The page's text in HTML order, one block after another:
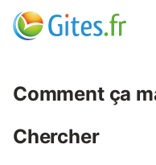
Comment ça
Chercher